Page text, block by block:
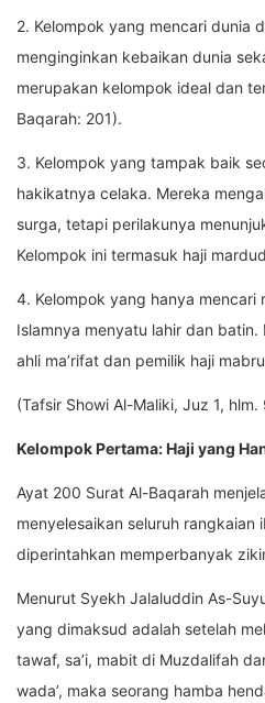
2. Kelompok yang mencari dunia
menginginkan kebaikan dunia
merupakan kelompok ideal dan
Baqarah: 201).
3. Kelompok yang tampak baik
hakikatnya celaka. Mereka
surga, tetapi perilakunya
Kelompok ini termasuk haji
4. Kelompok yang hanya mencari
Islamnya menyatu lahir dan
ahli ma’rifat dan pemilik haji
(Tafsir Showi Al-Maliki, Juz 1, hlm.
Kelompok Pertama: Haji yang
Ayat 200 Surat Al-Baqarah
menyelesaikan seluruh rangkaian
diperintahkan memperbanyak
Menurut Syekh Jalaluddin As-
yang dimaksud adalah setelah
tawaf, sa’i, mabit di Muzdalifah
wada’, maka seorang hamba